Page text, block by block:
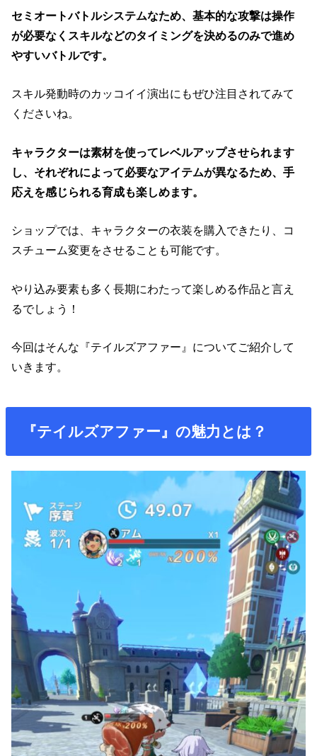
セミオートバトルシステムなため、基本的な攻撃は操作
が必要なくスキルなどのタイミングを決めるのみで進め
やすいバトルです。
スキル発動時のカッコイイ演出にもぜひ注目されてみて
くださいね。
キャラクターは素材を使ってレベルアップさせられます
し、それぞれによって必要なアイテムが異なるため、手
応えを感じられる育成も楽しめます。
ショップでは、キャラクターの衣装を購入できたり、コ
スチューム変更をさせることも可能です。
やり込み要素も多く長期にわたって楽しめる作品と言え
るでしょう！
今回はそんな『テイルズアファー』についてご紹介して
いきます。
『テイルズアファー』の魅力とは？